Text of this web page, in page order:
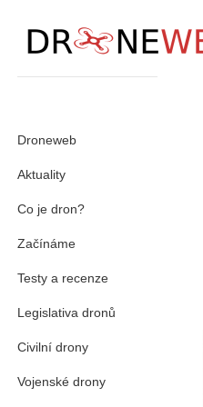
Droneweb
Aktuality
Co je dron?
Začínáme
Testy a recenze
Legislativa dronů
Civilní drony
Vojenské drony